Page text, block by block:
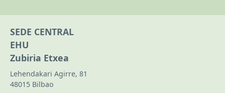
SEDE CENTRAL
EHU
Zubiria Etxea
Lehendakari Agirre, 81
48015 Bilbao